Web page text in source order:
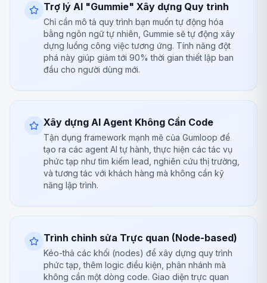
Trợ lý AI "Gummie" Xây dựng Quy trình
Chỉ cần mô tả quy trình bạn muốn tự động hóa
bằng ngôn ngữ tự nhiên, Gummie sẽ tự động xây
dựng luồng công việc tương ứng. Tính năng đột
phá này giúp giảm tới 90% thời gian thiết lập ban
đầu cho người dùng mới.
Xây dựng AI Agent Không Cần Code
Tận dụng framework mạnh mẽ của Gumloop để
tạo ra các agent AI tự hành, thực hiện các tác vụ
phức tạp như tìm kiếm lead, nghiên cứu thị trường,
và tương tác với khách hàng mà không cần kỹ
năng lập trình.
Trình chỉnh sửa Trực quan (Node-based)
Kéo-thả các khối (nodes) để xây dựng quy trình
phức tạp, thêm logic điều kiện, phân nhánh mà
không cần một dòng code. Giao diện trực quan